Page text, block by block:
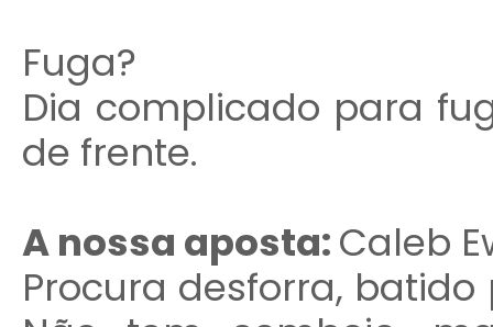
Fuga?
Dia complicado para
de frente.
A nossa aposta:Caleb
Procura desforra,